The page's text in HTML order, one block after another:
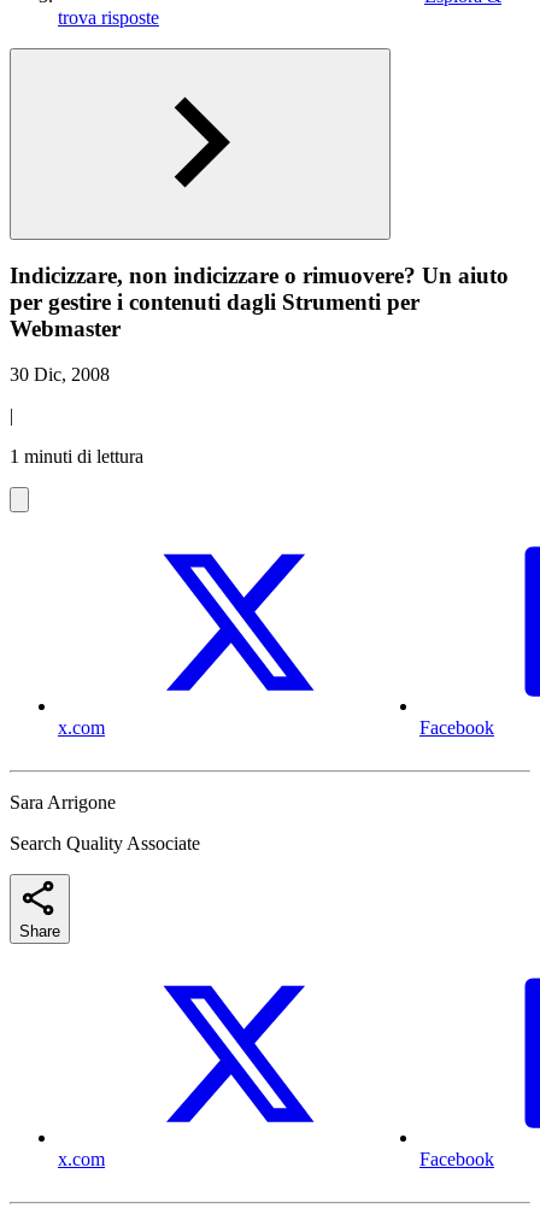
trova risposte
Indicizzare, non indicizzare o rimuovere? Un aiuto
per gestire i contenuti dagli Strumenti per
Webmaster
30 Dic, 2008
|
1 minuti di lettura
x.com Facebook
Sara Arrigone
Search Quality Associate
Share
x.com Facebook